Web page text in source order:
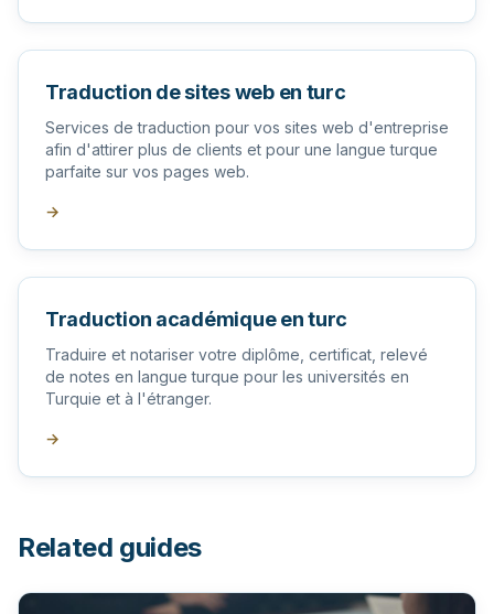
Traduction de sites web en turc
Services de traduction pour vos sites web d'entreprise
afin d'attirer plus de clients et pour une langue turque
parfaite sur vos pages web.
→
Traduction académique en turc
Traduire et notariser votre diplôme, certificat, relevé
de notes en langue turque pour les universités en
Turquie et à l'étranger.
→
Related guides